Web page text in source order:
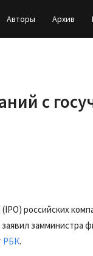
Авторы Архив
с
российских
РБК.